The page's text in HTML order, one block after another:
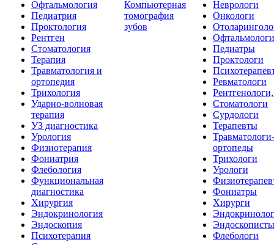
Офтальмология
Педиатрия
Проктология
Рентген
Стоматология
Терапия
Травматология и
ортопедия
Трихология
Ударно-волновая
терапия
УЗ диагностика
Урология
Физиотерапия
Фониатрия
Флебология
Функциональная
диагностика
Хирургия
Эндокринология
Эндоскопия
Психотерапия
Компьютерная
томография
зубов
Неврологи
Онкологи
Офтальмологи
Педиатры
Проктологи
Ревматологи
Стоматологи
Сурдологи
Терапевты
Травматологи-
ортопеды
Трихологи
Урологи
Фониатры
Хирурги
Эндоскописты
Флебологи